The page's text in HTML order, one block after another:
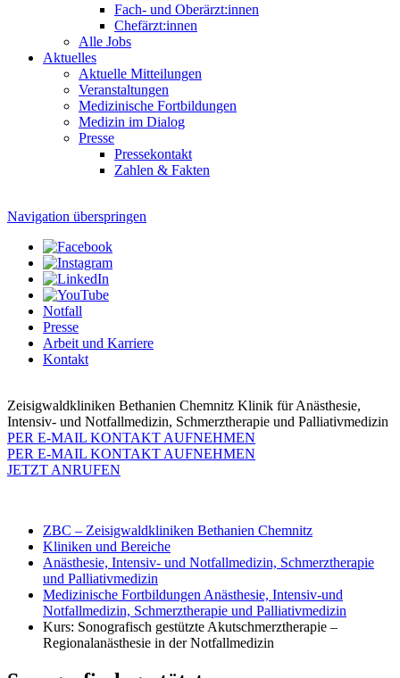
Fach- und Oberärzt:innen
Chefärzt:innen
Alle Jobs
Aktuelles
Aktuelle Mitteilungen
Veranstaltungen
Medizinische Fortbildungen
Medizin im Dialog
Presse
Pressekontakt
Zahlen & Fakten
Navigation überspringen
Notfall
Presse
Arbeit und Karriere
Kontakt
Zeisigwaldkliniken Bethanien Chemnitz Klinik für Anästhesie,
Intensiv- und Notfallmedizin, Schmerztherapie und Palliativmedizin
PER E-MAIL KONTAKT AUFNEHMEN
PER E-MAIL KONTAKT AUFNEHMEN
JETZT ANRUFEN
ZBC – Zeisigwaldkliniken Bethanien Chemnitz
Kliniken und Bereiche
Anästhesie, Intensiv- und Notfallmedizin, Schmerztherapie
und Palliativmedizin
Medizinische Fortbildungen Anästhesie, Intensiv-und
Notfallmedizin, Schmerztherapie und Palliativmedizin
Kurs: Sonografisch gestützte Akutschmerztherapie –
Regionalanästhesie in der Notfallmedizin